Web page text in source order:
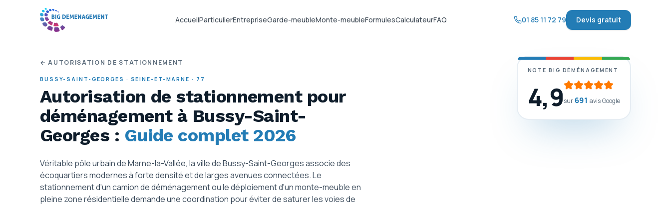
AccueilParticulierEntrepriseGarde-meubleMonte-meubleFormulesCalculateurFAQ 01 85 11 72 79 Devis gratuit
← AUTORISATION DE STATIONNEMENT
BUSSY-SAINT-GEORGES · SEINE-ET-MARNE · 77
Autorisation de stationnement pour
déménagement à Bussy-Saint-
Georges : Guide complet 2026
Véritable pôle urbain de Marne-la-Vallée, la ville de Bussy-Saint-Georges associe des
écoquartiers modernes à forte densité et de larges avenues connectées. Le
stationnement d'un camion de déménagement ou le déploiement d'un monte-meuble en
pleine zone résidentielle demande une coordination pour éviter de saturer les voies de
NOTE BIG DÉMÉNAGEMENT
4,9sur691 avis Google